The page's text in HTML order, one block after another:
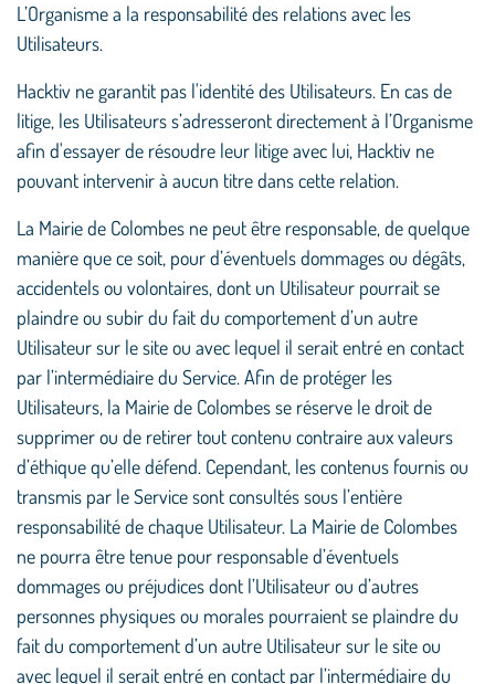
L’Organisme a la responsabilité des relations avec les
Utilisateurs.
Hacktiv ne garantit pas l'identité des Utilisateurs. En cas de
litige, les Utilisateurs s’adresseront directement à l’Organisme
afin d'essayer de résoudre leur litige avec lui, Hacktiv ne
pouvant intervenir à aucun titre dans cette relation.
La Mairie de Colombes ne peut être responsable, de quelque
manière que ce soit, pour d’éventuels dommages ou dégâts,
accidentels ou volontaires, dont un Utilisateur pourrait se
plaindre ou subir du fait du comportement d’un autre
Utilisateur sur le site ou avec lequel il serait entré en contact
par l’intermédiaire du Service. Afin de protéger les
Utilisateurs, la Mairie de Colombes se réserve le droit de
supprimer ou de retirer tout contenu contraire aux valeurs
d’éthique qu’elle défend. Cependant, les contenus fournis ou
transmis par le Service sont consultés sous l’entière
responsabilité de chaque Utilisateur. La Mairie de Colombes
ne pourra être tenue pour responsable d’éventuels
dommages ou préjudices dont l’Utilisateur ou d’autres
personnes physiques ou morales pourraient se plaindre du
fait du comportement d’un autre Utilisateur sur le site ou
avec lequel il serait entré en contact par l’intermédiaire du